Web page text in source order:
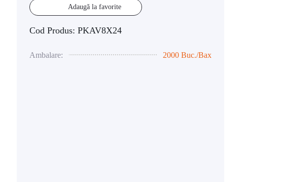
Adaugă la favorite
Cod Produs: PKAV8X24
Ambalare: 2000 Buc./Bax